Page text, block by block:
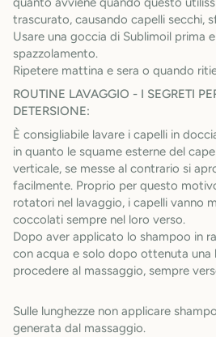
trascurato, causando capelli secchi,
Usare una goccia di Sublimoil prima
spazzolamento.
Ripetere mattina e sera o quando
ROUTINE LAVAGGIO - I SEGRETI
DETERSIONE:
È consigliabile lavare i capelli in
in quanto le squame esterne del
verticale, se messe al contrario si
facilmente. Proprio per questo
rotatori nel lavaggio, i capelli vanno
coccolati sempre nel loro verso.
Dopo aver applicato lo shampoo in
con acqua e solo dopo ottenuta una
procedere al massaggio, sempre
Sulle lunghezze non applicare
generata dal massaggio.